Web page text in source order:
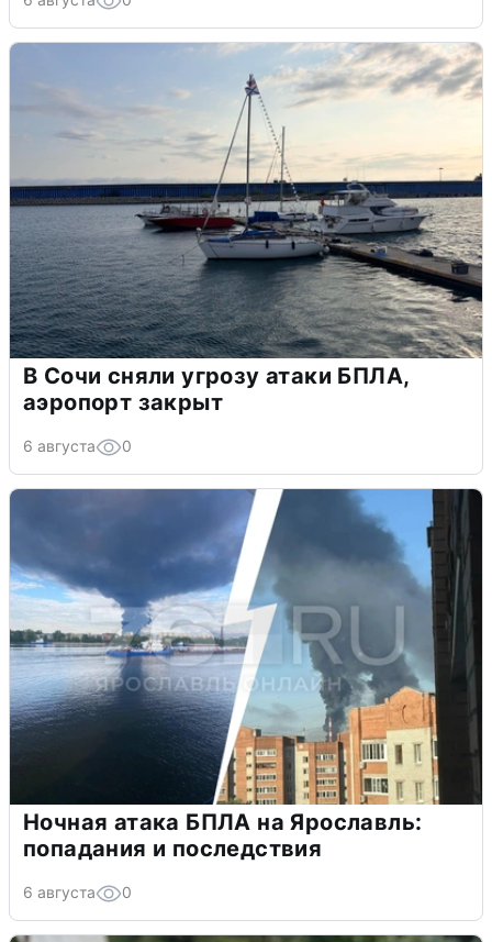
В Сочи сняли угрозу атаки БПЛА,
аэропорт закрыт
6 августа 0
Ночная атака БПЛА на Ярославль:
попадания и последствия
6 августа 0